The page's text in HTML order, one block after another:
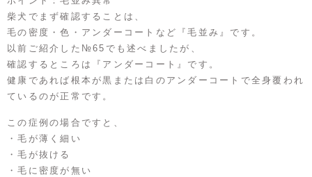
柴犬でまず確認することは、
毛の密度・色・アンダーコートなど『毛並み』です。
以前ご紹介した№65でも述べましたが、
確認するところは『アンダーコート』です。
健康であれば根本が黒または白のアンダーコートで全身覆われ
ているのが正常です。
この症例の場合ですと、
・毛が薄く細い
・毛が抜ける
・毛に密度が無い